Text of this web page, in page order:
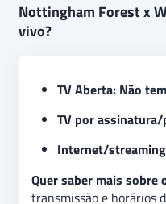
Nottingham Forest x
vivo?
TV Aberta: Não tem
TV por assinatura/
Internet/
Quer saber mais sobre
transmissão e horários